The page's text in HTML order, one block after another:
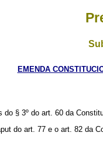
EMENDA
§ 3º do art. 60 da
do art. 77 e o art. 82 da